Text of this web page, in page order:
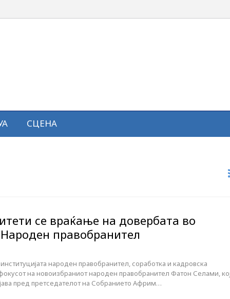
СЦЕНА
се враќање на довербата во
правобранител
народен правобранител, соработка и кадровска
на новоизбраниот народен правобранител Фатон Селами,
пред претседателот на Собранието Африм…